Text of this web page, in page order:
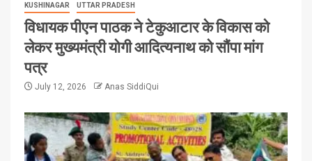
KUSHINAGAR UTTAR PRADESH
विधायक पीएन पाठक ने टेकुआटार के विकास को
लेकर मुख्यमंत्री योगी आदित्यनाथ को सौंपा मांग
पत्र
July 12, 2026 Anas SiddiQui